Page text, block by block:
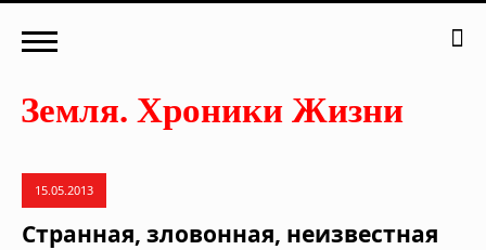
15.05.2013
Странная, зловонная, неизвестная